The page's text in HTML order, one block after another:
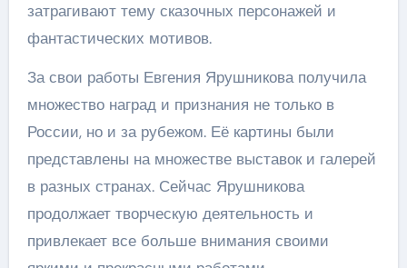
затрагивают тему сказочных персонажей и
фантастических мотивов.
За свои работы Евгения Ярушникова получила
множество наград и признания не только в
России, но и за рубежом. Её картины были
представлены на множестве выставок и галерей
в разных странах. Сейчас Ярушникова
продолжает творческую деятельность и
привлекает все больше внимания своими